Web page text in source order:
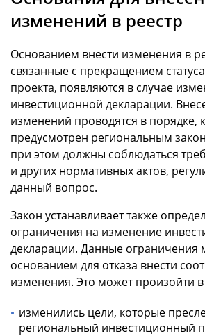
изменений в реестр
Основанием внести изменения в
связанные с прекращением
проекта, появляются в случае
инвестиционной декларации.
изменений проводятся в порядке,
предусмотрен региональным
при этом должны соблюдаться
и других нормативных актов,
данный вопрос.
Закон устанавливает также
ограничения на изменение
декларации. Данные ограничения
основанием для отказа внести
изменения. Это может произойти в
изменились цели, которые
региональный инвестиционный